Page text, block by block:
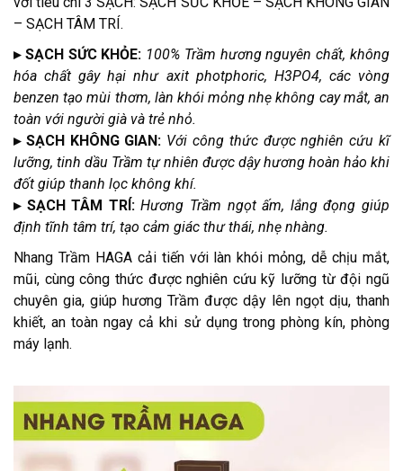
– SẠCH TÂM TRÍ.
▸ SẠCH SỨC KHỎE: 100% Trầm hương nguyên chất, không
hóa chất gây hại như axit photphoric, H3PO4, các vòng
benzen tạo mùi thơm, làn khói mỏng nhẹ không cay mắt, an
toàn với người già và trẻ nhỏ.
▸ SẠCH KHÔNG GIAN: Với công thức được nghiên cứu kĩ
lưỡng, tinh dầu Trầm tự nhiên được dậy hương hoàn hảo khi
đốt giúp thanh lọc không khí.
▸ SẠCH TÂM TRÍ: Hương Trầm ngọt ấm, lắng đọng giúp
định tĩnh tâm trí, tạo cảm giác thư thái, nhẹ nhàng.
Nhang Trầm HAGA cải tiến với làn khói mỏng, dễ chịu mắt,
mũi, cùng công thức được nghiên cứu kỹ lưỡng từ đội ngũ
chuyên gia, giúp hương Trầm được dậy lên ngọt dịu, thanh
khiết, an toàn ngay cả khi sử dụng trong phòng kín, phòng
máy lạnh.